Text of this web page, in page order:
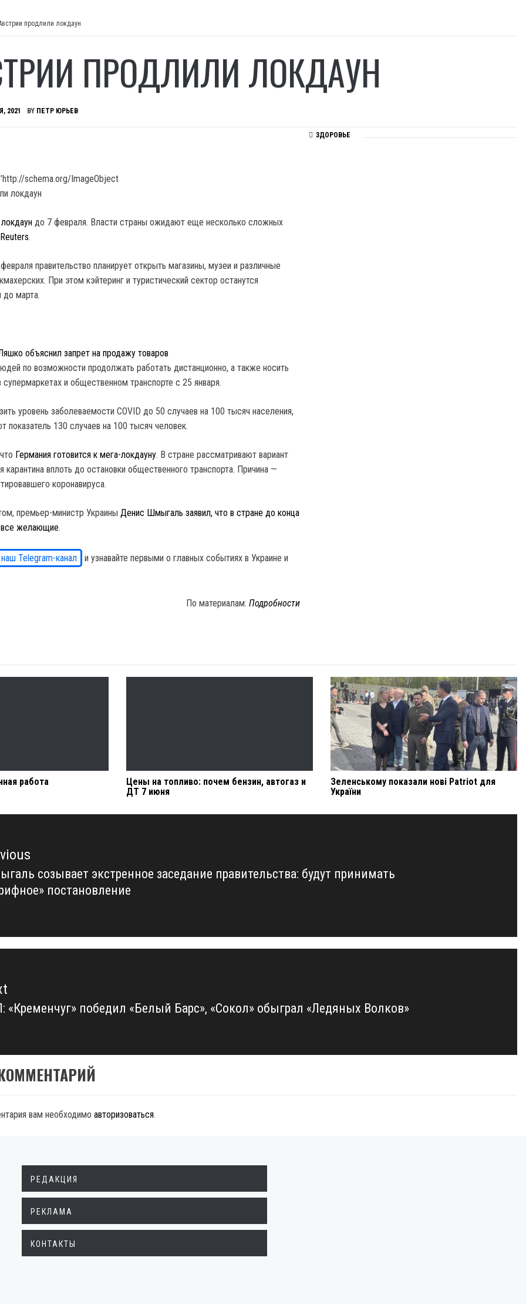
продлили локдаун
ПРОДЛИЛИ ЛОКДАУН
2021 BY ПЕТР ЮРЬЕВ
schema.org/ImageObject
до 7 февраля. Власти страны ожидают еще несколько сложных
Reuters.
правительство планирует открыть магазины, музеи и различные
При этом кэйтеринг и туристический сектор останутся
марта.
объяснил запрет на продажу товаров
по возможности продолжать работать дистанционно, а также носить
и общественном транспорте с 25 января.
уровень заболеваемости COVID до 50 случаев на 100 тысяч населения,
показатель 130 случаев на 100 тысяч человек.
Германия готовится к мега-локдауну. В стране рассматривают вариант
карантина вплоть до остановки общественного транспорта. Причина —
коронавируса.
премьер-министр Украины Денис Шмыгаль заявил, что в стране до конца
все желающие.
Telegram-канал
и узнавайте первыми о главных событиях в Украине и
По материалам:Подробности
ЗДОРОВЬЕ
работа
Цены на топливо: почем бензин, автогаз и
ДТ 7 июня
Зеленському показали нові Patriot для
України
созывает экстренное заседание правительства: будут принимать
постановление
«Кременчуг» победил «Белый Барс», «Сокол» обыграл «Ледяных Волков»
вам необходимо авторизоваться.
РЕДАКЦИЯ
РЕКЛАМА
КОНТАКТЫ